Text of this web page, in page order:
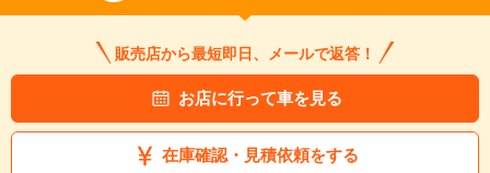
販売店から最短即日、メールで返答！
お店に行って車を見る
在庫確認・見積依頼をする